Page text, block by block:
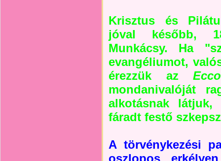
Krisztus és
jóval később,
Munkácsy. Ha
evangéliumot,
érezzük az
mondanivalóját
alkotásnak
fáradt festő
A törvénykezési
oszlopos